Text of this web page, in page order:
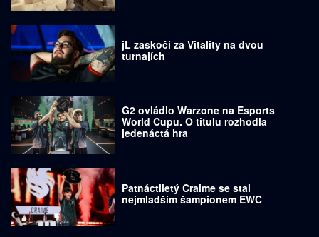
jL zaskočí za Vitality na dvou
turnajích
G2 ovládlo Warzone na Esports
World Cupu. O titulu rozhodla
jedenáctá hra
Patnáctiletý Craime se stal
nejmladším šampionem EWC